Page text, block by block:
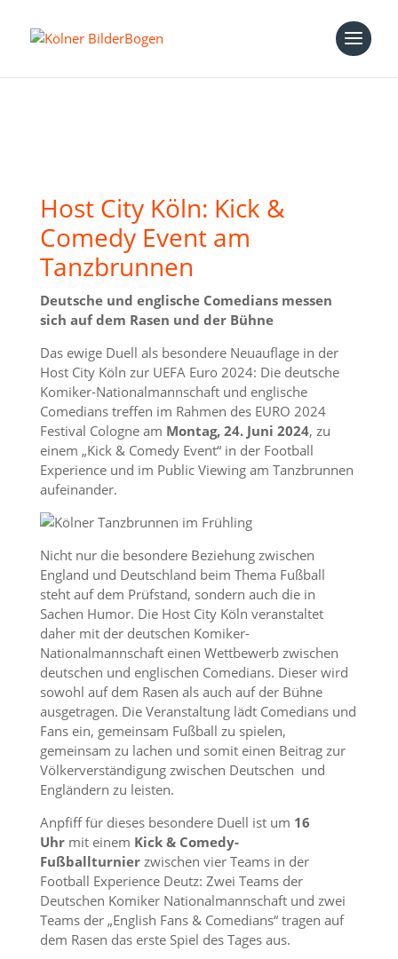
Host City Köln: Kick &
Comedy Event am
Tanzbrunnen
Deutsche und englische Comedians messen
sich auf dem Rasen und der Bühne
Das ewige Duell als besondere Neuauflage in der
Host City Köln zur UEFA Euro 2024: Die deutsche
Komiker-Nationalmannschaft und englische
Comedians treffen im Rahmen des EURO 2024
Festival Cologne am Montag, 24. Juni 2024, zu
einem „Kick & Comedy Event“ in der Football
Experience und im Public Viewing am Tanzbrunnen
aufeinander.
Nicht nur die besondere Beziehung zwischen
England und Deutschland beim Thema Fußball
steht auf dem Prüfstand, sondern auch die in
Sachen Humor. Die Host City Köln veranstaltet
daher mit der deutschen Komiker-
Nationalmannschaft einen Wettbewerb zwischen
deutschen und englischen Comedians. Dieser wird
sowohl auf dem Rasen als auch auf der Bühne
ausgetragen. Die Veranstaltung lädt Comedians und
Fans ein, gemeinsam Fußball zu spielen,
gemeinsam zu lachen und somit einen Beitrag zur
Völkerverständigung zwischen Deutschen und
Engländern zu leisten.
Anpfiff für dieses besondere Duell ist um 16
Uhrmit einem Kick & Comedy-
Fußballturnierzwischen vier Teams in der
Football Experience Deutz: Zwei Teams der
Deutschen Komiker Nationalmannschaft und zwei
Teams der „English Fans & Comedians“ tragen auf
dem Rasen das erste Spiel des Tages aus.